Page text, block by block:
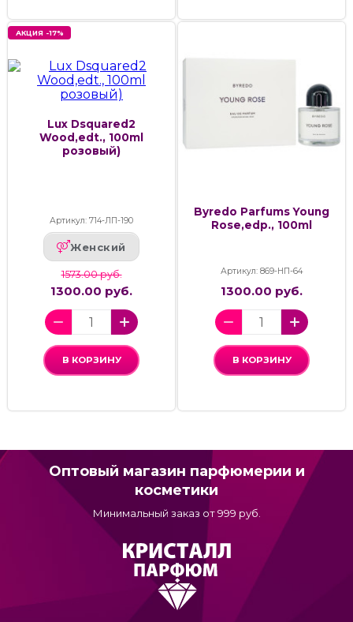
АКЦИЯ -17%
Lux Dsquared2
Wood,edt., 100ml
розовый)
Артикул: 714-ЛП-190
Женский
1573.00 руб.
1300.00 руб.
В КОРЗИНУ
Byredo Parfums Young
Rose,edp., 100ml
Артикул: 869-НП-64
1300.00 руб.
В КОРЗИНУ
Оптовый магазин парфюмерии и
косметики
Минимальный заказ от 999 руб.